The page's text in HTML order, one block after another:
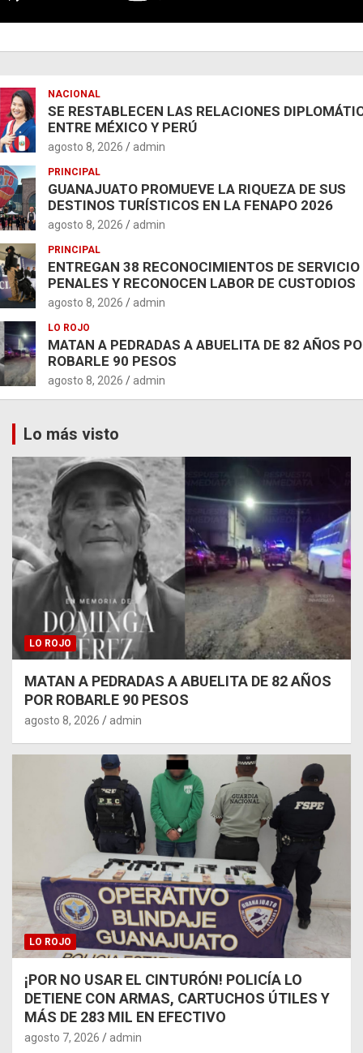
NACIONAL
SE RESTABLECEN LAS RELACIONES
ENTRE MÉXICO Y PERÚ
agosto 8, 2026 admin
PRINCIPAL
GUANAJUATO PROMUEVE LA RIQUEZA DE SUS
DESTINOS TURÍSTICOS EN LA FENAPO 2026
agosto 8, 2026 admin
PRINCIPAL
ENTREGAN 38 RECONOCIMIENTOS DE SERVICIO
PENALES Y RECONOCEN LABOR DE CUSTODIOS
agosto 8, 2026 admin
LO ROJO
MATAN A PEDRADAS A ABUELITA DE 82 AÑOS
ROBARLE 90 PESOS
agosto 8, 2026 admin
Lo más visto
LO ROJO
MATAN A PEDRADAS A ABUELITA DE 82 AÑOS
POR ROBARLE 90 PESOS
agosto 8, 2026 admin
LO ROJO
¡POR NO USAR EL CINTURÓN! POLICÍA LO
DETIENE CON ARMAS, CARTUCHOS ÚTILES Y
MÁS DE 283 MIL EN EFECTIVO
agosto 7, 2026 admin